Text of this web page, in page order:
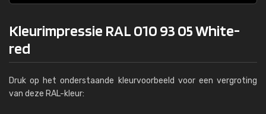
Kleurimpressie RAL 010 93 05 White-
red
Druk op het onderstaande kleurvoorbeeld voor een vergroting
van deze RAL-kleur: